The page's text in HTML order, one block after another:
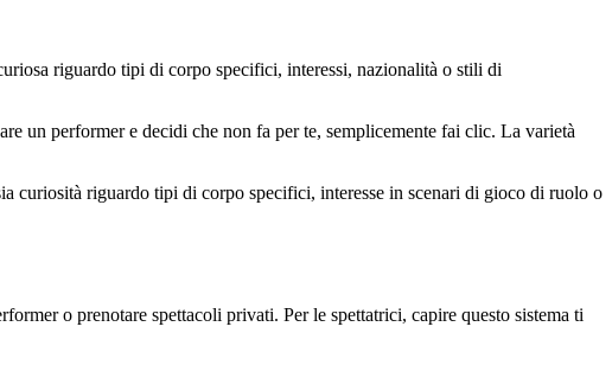
riguardo tipi di corpo specifici, interessi, nazionalità o stili di
un performer e decidi che non fa per te, semplicemente fai clic. La varietà
curiosità riguardo tipi di corpo specifici, interesse in scenari di gioco di ruolo o
o prenotare spettacoli privati. Per le spettatrici, capire questo sistema ti